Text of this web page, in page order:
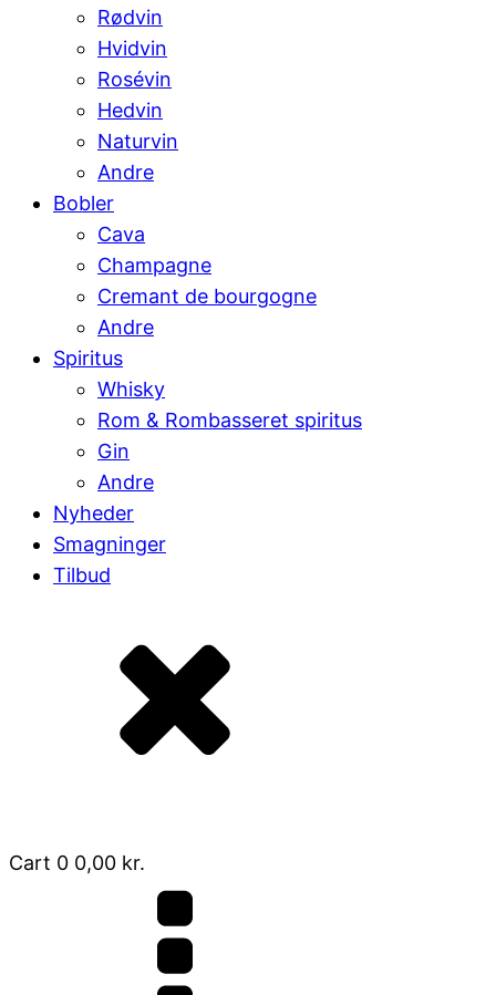
Rødvin
Hvidvin
Rosévin
Hedvin
Naturvin
Andre
Bobler
Cava
Champagne
Cremant de bourgogne
Andre
Spiritus
Whisky
Rom & Rombasseret spiritus
Gin
Andre
Nyheder
Smagninger
Tilbud
Cart 0 0,00 kr.